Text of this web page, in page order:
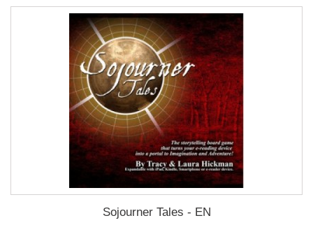
Sojourner Tales - EN